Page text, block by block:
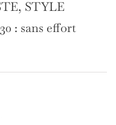
STYLE
: sans effort